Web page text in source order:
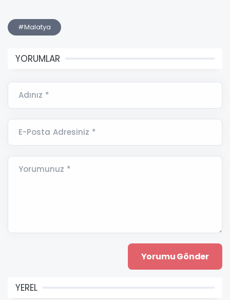
#Malatya
YORUMLAR
Adınız *
E-Posta Adresiniz *
Yorumunuz *
YEREL